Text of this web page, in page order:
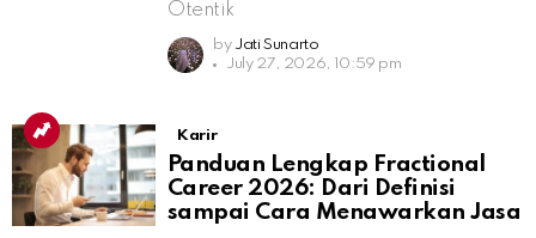
Otentik
by Jati Sunarto
July 27, 2026, 10:59 pm
Karir
Panduan Lengkap Fractional
Career 2026: Dari Definisi
sampai Cara Menawarkan Jasa